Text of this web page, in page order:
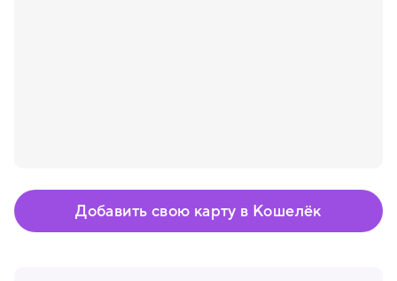
Добавить свою карту в Кошелёк